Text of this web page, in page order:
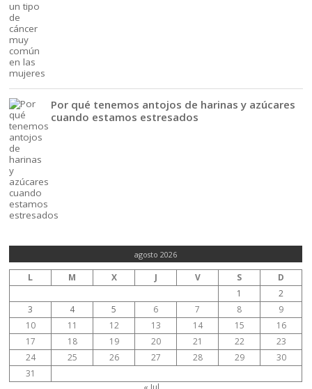
Por qué tenemos antojos de harinas y azúcares
cuando estamos estresados
agosto 2026
L M X J V S
D
1
2
3
4 5 6 7 8
9
10
11 12 13 14 15
16
17
18 19 20 21 22
23
24
25 26 27 28 29
30
31